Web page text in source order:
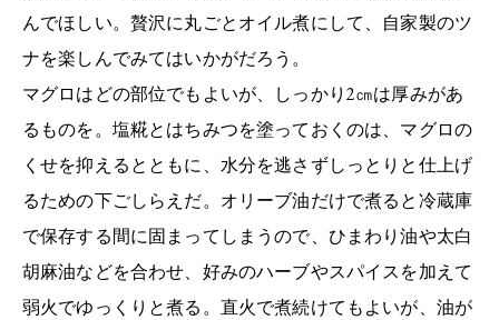
んでほしい。贅沢に丸ごとオイル煮にして、自家製のツ
ナを楽しんでみてはいかがだろう。
マグロはどの部位でもよいが、しっかり2㎝は厚みがあ
るものを。塩糀とはちみつを塗っておくのは、マグロの
くせを抑えるとともに、水分を逃さずしっとりと仕上げ
るための下ごしらえだ。オリーブ油だけで煮ると冷蔵庫
で保存する間に固まってしまうので、ひまわり油や太白
胡麻油などを合わせ、好みのハーブやスパイスを加えて
弱火でゆっくりと煮る。直火で煮続けてもよいが、油が